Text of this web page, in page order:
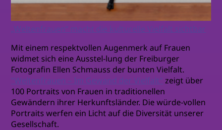
„Weltenfrauen“ macht die kulturelle Vielfalt sichtbar
Mit einem respektvollen Augenmerk auf Frauen
widmet sich eine Ausstel-lung der Freiburger
Fotografin Ellen Schmauss der bunten Vielfalt.
"Weltenfrauen – Im Gewand der Vielfalt" zeigt über
100 Portraits von Frauen in traditionellen
Gewändern ihrer Herkunftsländer. Die würde-vollen
Portraits werfen ein Licht auf die Diversität unserer
Gesellschaft.